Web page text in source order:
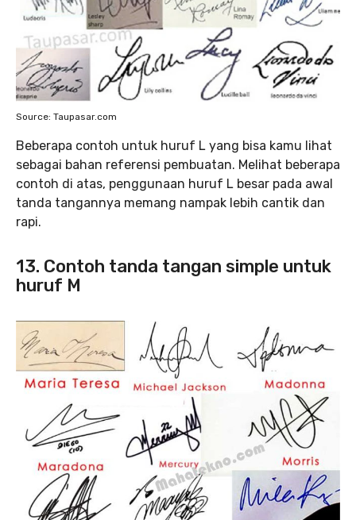
Source: Taupasar.com
Beberapa contoh untuk huruf L yang bisa kamu lihat
sebagai bahan referensi pembuatan. Melihat beberapa
contoh di atas, penggunaan huruf L besar pada awal
tanda tangannya memang nampak lebih cantik dan
rapi.
13. Contoh tanda tangan simple untuk
huruf M